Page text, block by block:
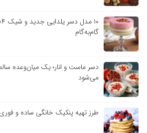
گام‌به‌گام
می‌شود
طرز تهیه پنکیک خانگی ساده و فوری؛